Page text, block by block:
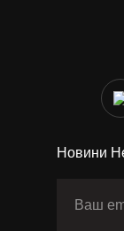
Новини